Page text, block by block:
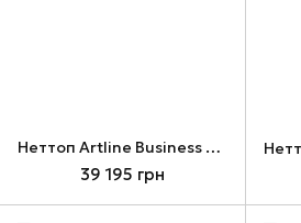
Неттоп Artline Business B12, Black, i5-1240P, 16Gb, 480Gb, Xe, Win11P (B12v33Win)
39 195 грн